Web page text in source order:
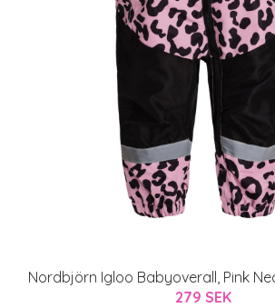
Nordbjörn Igloo Babyoverall, Pink
279 SEK